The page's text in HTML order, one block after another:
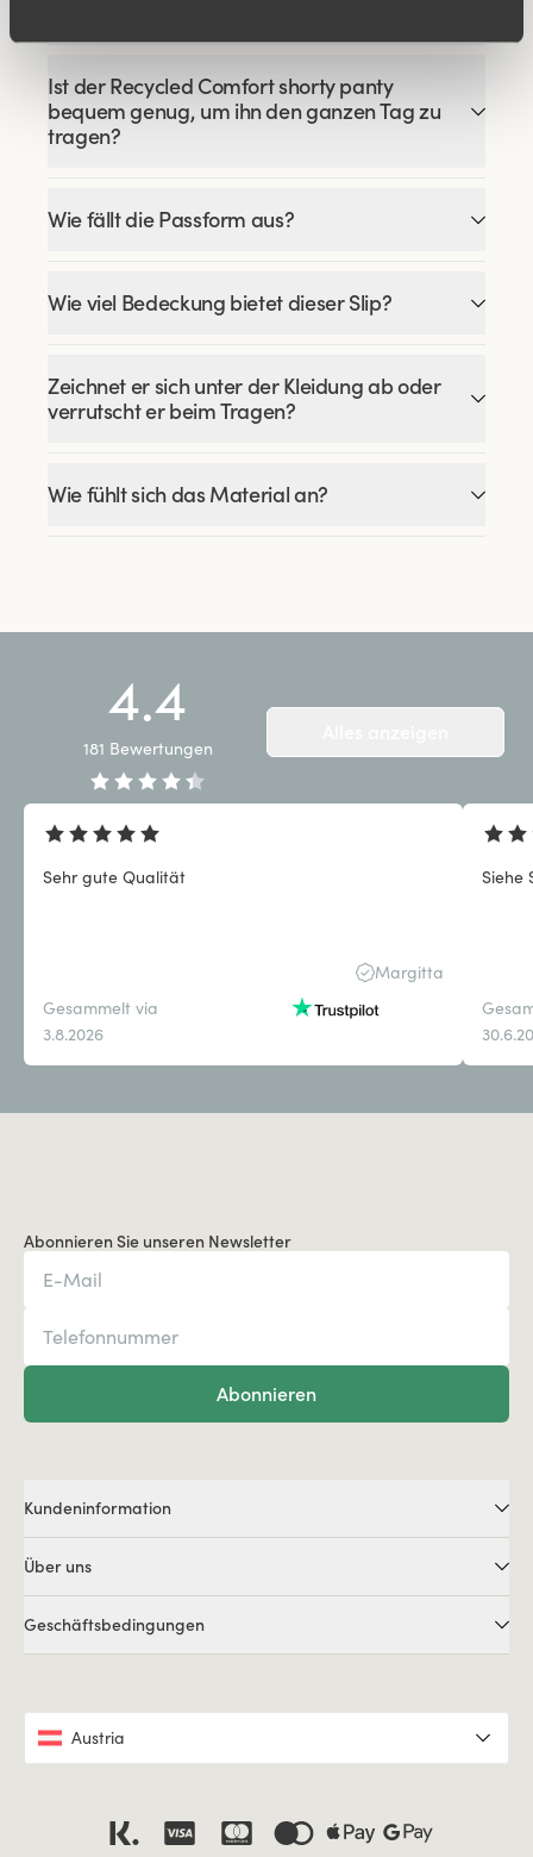
Ist der Recycled Comfort shorty panty
bequem genug, um ihn den ganzen Tag zu
tragen?
Wie fällt die Passform aus?
Wie viel Bedeckung bietet dieser Slip?
Zeichnet er sich unter der Kleidung ab oder
verrutscht er beim Tragen?
Wie fühlt sich das Material an?
4.4
181 Bewertungen
Sehr gute Qualität
Margitta
Gesammelt via
3.8.2026
Siehe
Abonnieren Sie unseren Newsletter
Abonnieren
Kundeninformation
Über uns
Geschäftsbedingungen
Austria